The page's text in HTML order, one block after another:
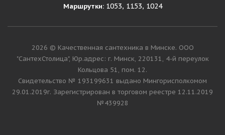
Маршрутки:1053, 1153, 1024
2026 © Качественная сантехника в Минске. ООО
"СантехСтолица", Юр.адрес: г. Минск, 220131, 4-й переулок
Кольцова 51, пом. 12.
Cвидетельство № 193199631 выдано Мингорисполкомом
29.01.2019г. Зарегистрирован в торговом реестре 12.11.2019
№439928